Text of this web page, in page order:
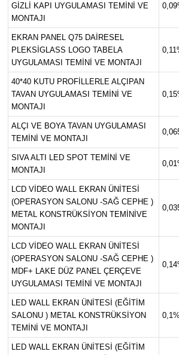
GİZLİ KAPI UYGULAMASI TEMİNİ VE
MONTAJI
EKRAN PANEL Q75 DAİRESEL
PLEKSİGLASS LOGO TABELA
UYGULAMASI TEMİNİ VE MONTAJI
40*40 KUTU PROFİLLERLE ALÇIPAN
TAVAN UYGULAMASI TEMİNİ VE
MONTAJI
ALÇI VE BOYA TAVAN UYGULAMASI
TEMİNİ VE MONTAJI
SIVA ALTI LED SPOT TEMİNİ VE
MONTAJI
LCD VİDEO WALL EKRAN ÜNİTESİ
(OPERASYON SALONU -SAĞ CEPHE )
METAL KONSTRÜKSİYON TEMİNİVE
MONTAJI
LCD VİDEO WALL EKRAN ÜNİTESİ
(OPERASYON SALONU -SAĞ CEPHE )
MDF+ LAKE DÜZ PANEL ÇERÇEVE
UYGULAMASI TEMİNİ VE MONTAJI
LED WALL EKRAN ÜNİTESİ (EĞİTİM
SALONU ) METAL KONSTRÜKSİYON
TEMİNİ VE MONTAJI
0,1%
LED WALL EKRAN ÜNİTESİ (EĞİTİM